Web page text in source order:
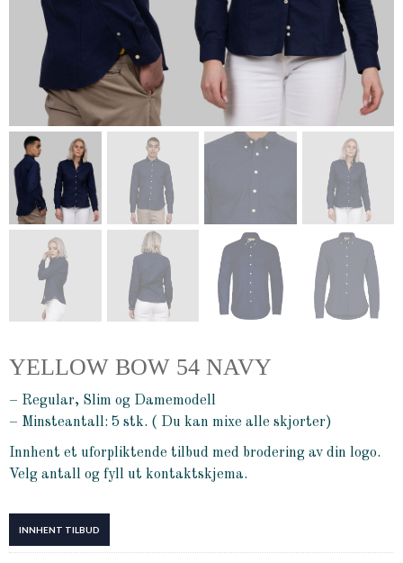
YELLOW BOW 54 NAVY
– Regular, Slim og Damemodell
– Minsteantall: 5 stk. ( Du kan mixe alle skjorter)
Innhent et uforpliktende tilbud med brodering av din logo.
Velg antall og fyll ut kontaktskjema.
INNHENT TILBUD